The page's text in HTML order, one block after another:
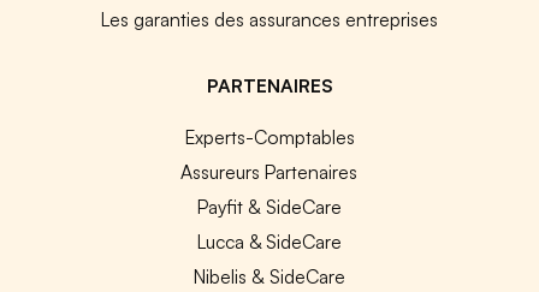
Les garanties des assurances entreprises
PARTENAIRES
Experts-Comptables
Assureurs Partenaires
Payfit & SideCare
Lucca & SideCare
Nibelis & SideCare